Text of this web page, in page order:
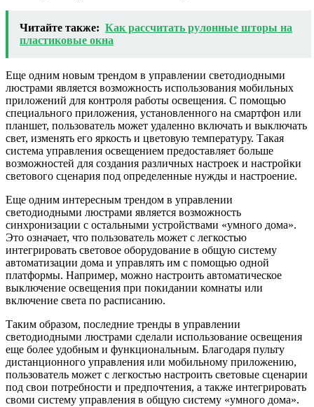
Читайте также: Как рассчитать рулонные шторы на
пластиковые окна
Еще одним новым трендом в управлении светодиодными
люстрами является возможность использования мобильных
приложений для контроля работы освещения. С помощью
специального приложения, установленного на смартфон или
планшет, пользователь может удаленно включать и выключать
свет, изменять его яркость и цветовую температуру. Такая
система управления освещением предоставляет больше
возможностей для создания различных настроек и настройки
светового сценария под определенные нужды и настроение.
Еще одним интересным трендом в управлении
светодиодными люстрами является возможность
синхронизации с остальными устройствами «умного дома».
Это означает, что пользователь может с легкостью
интегрировать световое оборудование в общую систему
автоматизации дома и управлять им с помощью одной
платформы. Например, можно настроить автоматическое
выключение освещения при покидании комнаты или
включение света по расписанию.
Таким образом, последние тренды в управлении
светодиодными люстрами сделали использование освещения
еще более удобным и функциональным. Благодаря пульту
дистанционного управления или мобильному приложению,
пользователь может с легкостью настроить световые сценарии
под свои потребности и предпочтения, а также интегрировать
своми систему управления в общую систему «умного дома».